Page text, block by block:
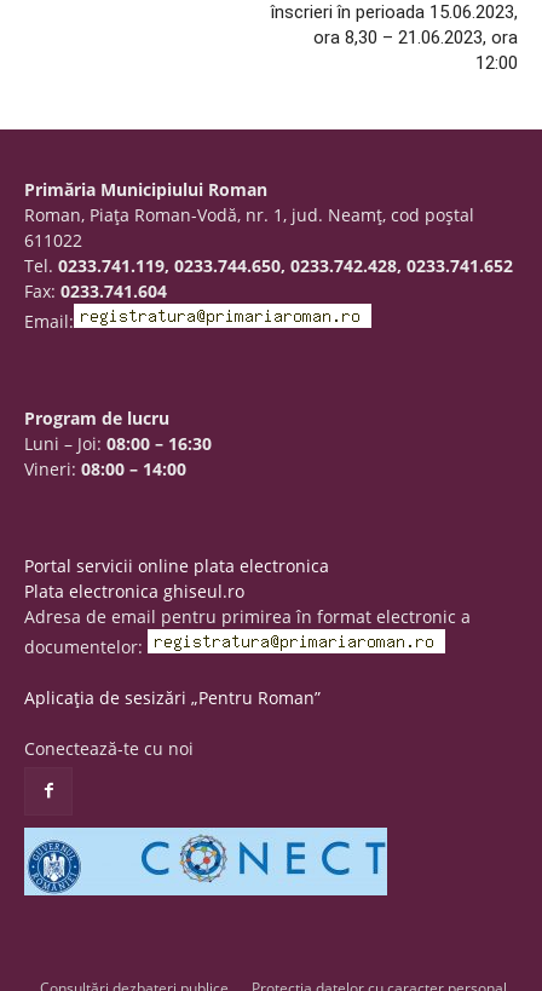
înscrieri în perioada 15.06.2023,
ora 8,30 – 21.06.2023, ora
12:00
Primăria Municipiului Roman
Roman, Piaţa Roman-Vodă, nr. 1, jud. Neamţ, cod poştal
611022
Tel. 0233.741.119, 0233.744.650, 0233.742.428, 0233.741.652
Fax: 0233.741.604
Email:
Program de lucru
Luni – Joi: 08:00 – 16:30
Vineri: 08:00 – 14:00
Portal servicii online plata electronica
Plata electronica ghiseul.ro
Adresa de email pentru primirea în format electronic a
documentelor:
Aplicația de sesizări „Pentru Roman”
Conectează-te cu noi